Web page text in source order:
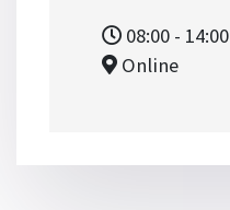
08:00 - 14:00
Online